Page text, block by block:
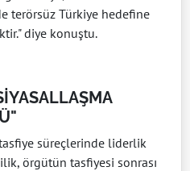
terörsüz Türkiye hedefine
diye konuştu.
süreçlerinde liderlik
örgütün tasfiyesi sonrası